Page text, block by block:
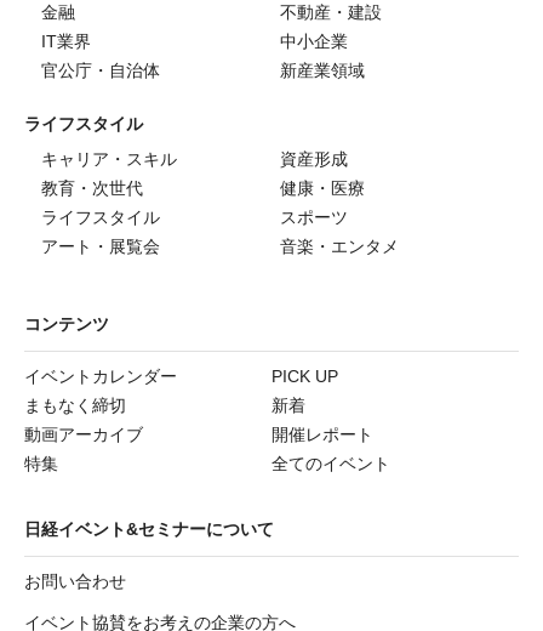
金融
不動産・建設
IT業界
中小企業
官公庁・自治体
新産業領域
ライフスタイル
キャリア・スキル
資産形成
教育・次世代
健康・医療
ライフスタイル
スポーツ
アート・展覧会
音楽・エンタメ
コンテンツ
イベントカレンダー
PICK UP
まもなく締切
新着
動画アーカイブ
開催レポート
特集
全てのイベント
日経イベント&セミナーについて
お問い合わせ
イベント協賛をお考えの企業の方へ